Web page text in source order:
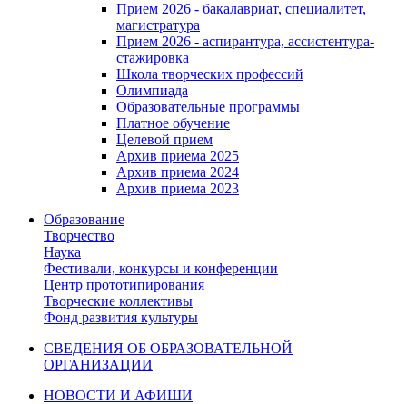
Прием 2026 - бакалавриат, специалитет,
магистратура
Прием 2026 - аспирантура, ассистентура-
стажировка
Школа творческих профессий
Олимпиада
Образовательные программы
Платное обучение
Целевой прием
Архив приема 2025
Архив приема 2024
Архив приема 2023
Образование
Творчество
Наука
Фестивали, конкурсы и конференции
Центр прототипирования
Творческие коллективы
Фонд развития культуры
СВЕДЕНИЯ ОБ ОБРАЗОВАТЕЛЬНОЙ
ОРГАНИЗАЦИИ
НОВОСТИ И АФИШИ